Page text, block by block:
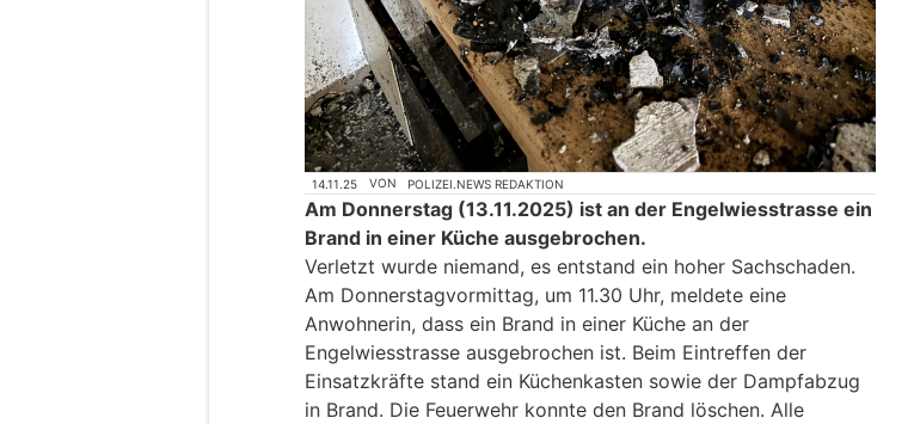
14.11.25 VON POLIZEI.NEWS REDAKTION
Am Donnerstag (13.11.2025) ist an der Engelwiesstrasse ein
Brand in einer Küche ausgebrochen.
Verletzt wurde niemand, es entstand ein hoher Sachschaden.
Am Donnerstagvormittag, um 11.30 Uhr, meldete eine
Anwohnerin, dass ein Brand in einer Küche an der
Engelwiesstrasse ausgebrochen ist. Beim Eintreffen der
Einsatzkräfte stand ein Küchenkasten sowie der Dampfabzug
in Brand. Die Feuerwehr konnte den Brand löschen. Alle